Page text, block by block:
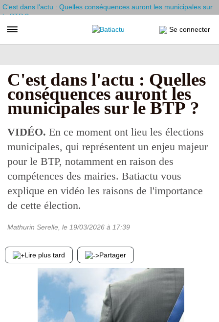
Aller
au
principal
Toggle navigation Se connecter
C'est dans l'actu : Quelles
conséquences auront les
municipales sur le BTP ?
VIDÉO. En ce moment ont lieu les élections
municipales, qui représentent un enjeu majeur
pour le BTP, notamment en raison des
compétences des mairies. Batiactu vous
explique en vidéo les raisons de l'importance
de cette élection.
Mathurin Serelle , le 19/03/2026 à 17:39
Lire plus tard Partager
C'est dans l'actu : Quelles conséquences auront les municipales sur
le BTP ?